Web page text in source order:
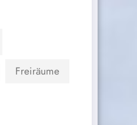
Freiräume